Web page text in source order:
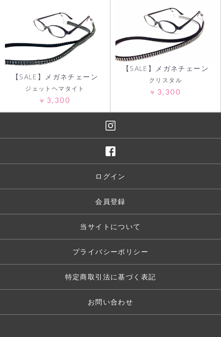
【SALE】メガネチェーン
ジェットヘマタイト
¥ 3,300
【SALE】メガネチェーン
クリスタル
¥ 3,300
ログイン
会員登録
当サイトについて
プライバシーポリシー
特定商取引法に基づく表記
お問い合わせ